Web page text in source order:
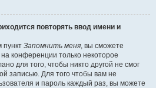
повторять ввод имени и
пункт Запомнить меня, вы сможете
конференции только некоторое
для того, чтобы никто другой не смог
записью. Для того чтобы вам не
и пароль каждый раз, вы можете